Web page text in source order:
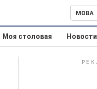
МОВА
Моя столовая Новости